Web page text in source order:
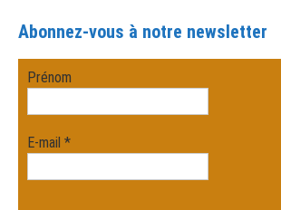
Abonnez-vous à notre newsletter
Prénom
E-mail*